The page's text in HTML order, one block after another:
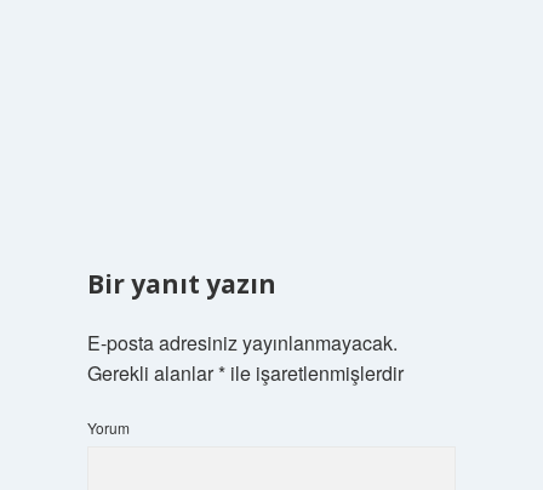
Bir yanıt yazın
E-posta adresiniz yayınlanmayacak.
Gerekli alanlar*ile işaretlenmişlerdir
Yorum